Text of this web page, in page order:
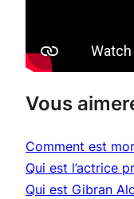
Vous
Comment est
Qui est l’actrice
Qui est Gibran